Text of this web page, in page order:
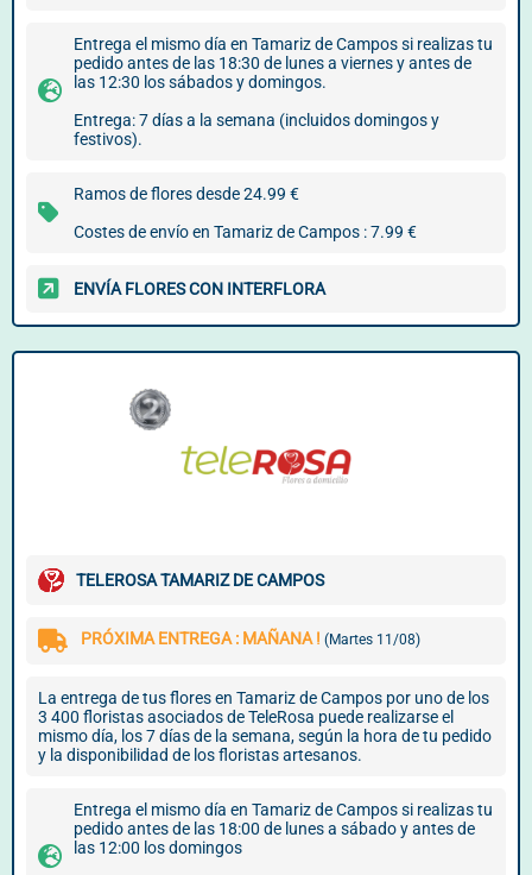
Entrega el mismo día en Tamariz de Campos si realizas tu
pedido antes de las 18:30 de lunes a viernes y antes de
las 12:30 los sábados y domingos.
Entrega: 7 días a la semana (incluidos domingos y
festivos).
Ramos de flores desde 24.99 €
Costes de envío en Tamariz de Campos : 7.99 €
ENVÍA FLORES CON INTERFLORA
TELEROSA TAMARIZ DE CAMPOS
PRÓXIMA ENTREGA : MAÑANA ! (Martes 11/08)
La entrega de tus flores en Tamariz de Campos por uno de los
3 400 floristas asociados de TeleRosa puede realizarse el
mismo día, los 7 días de la semana, según la hora de tu pedido
y la disponibilidad de los floristas artesanos.
Entrega el mismo día en Tamariz de Campos si realizas tu
pedido antes de las 18:00 de lunes a sábado y antes de
las 12:00 los domingos